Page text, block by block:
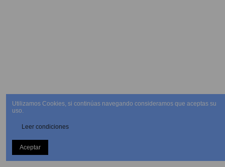
Utilizamos Cookies, si continúas navegando consideramos que aceptas su
uso.
Leer condiciones
Aceptar